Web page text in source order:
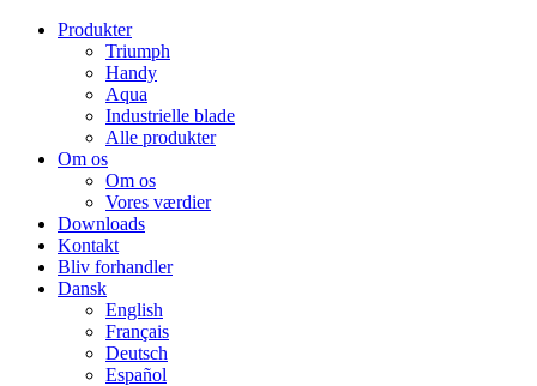
Produkter
Triumph
Handy
Aqua
Industrielle blade
Alle produkter
Om os
Om os
Vores værdier
Downloads
Kontakt
Bliv forhandler
Dansk
English
Français
Deutsch
Español